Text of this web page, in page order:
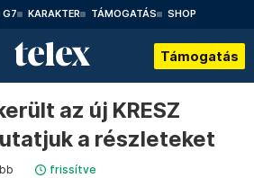
G7 KARAKTER TÁMOGATÁS SHOP
Támogatás
az új KRESZ
a részleteket
frissítve